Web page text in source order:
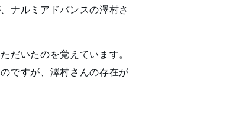
ナルミアドバンスの澤村さ
だいたのを覚えています。
ですが、澤村さんの存在が